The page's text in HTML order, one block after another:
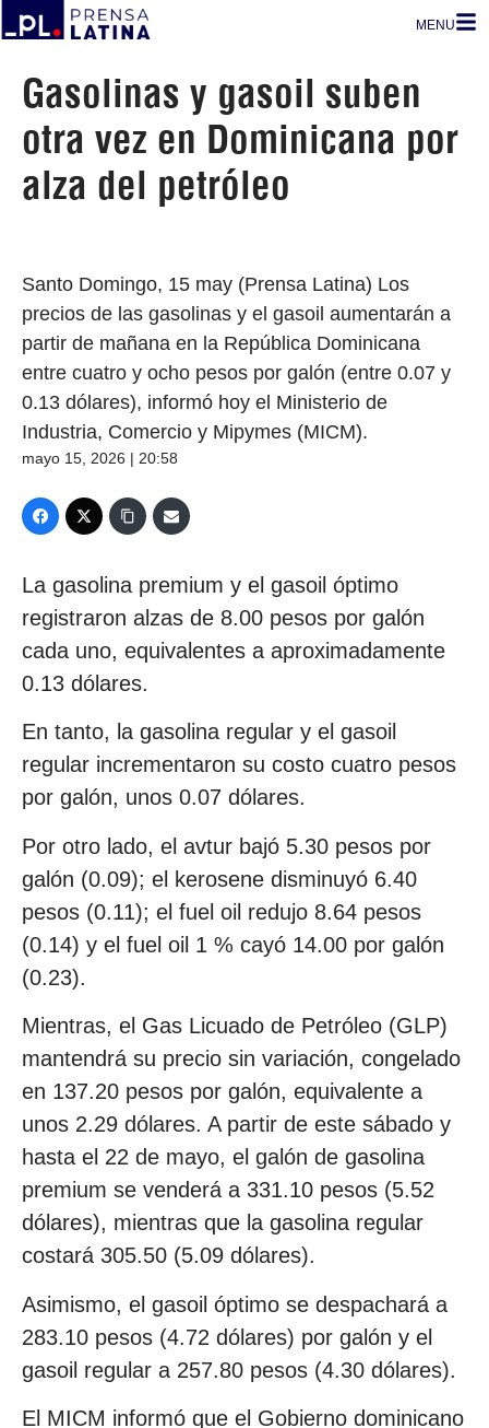
MENU
Gasolinas y gasoil suben
otra vez en Dominicana por
alza del petróleo
Santo Domingo, 15 may (Prensa Latina) Los
precios de las gasolinas y el gasoil aumentarán a
partir de mañana en la República Dominicana
entre cuatro y ocho pesos por galón (entre 0.07 y
0.13 dólares), informó hoy el Ministerio de
Industria, Comercio y Mipymes (MICM).
mayo 15, 2026 | 20:58
La gasolina premium y el gasoil óptimo
registraron alzas de 8.00 pesos por galón
cada uno, equivalentes a aproximadamente
0.13 dólares.
En tanto, la gasolina regular y el gasoil
regular incrementaron su costo cuatro pesos
por galón, unos 0.07 dólares.
Por otro lado, el avtur bajó 5.30 pesos por
galón (0.09); el kerosene disminuyó 6.40
pesos (0.11); el fuel oil redujo 8.64 pesos
(0.14) y el fuel oil 1 % cayó 14.00 por galón
(0.23).
Mientras, el Gas Licuado de Petróleo (GLP)
mantendrá su precio sin variación, congelado
en 137.20 pesos por galón, equivalente a
unos 2.29 dólares. A partir de este sábado y
hasta el 22 de mayo, el galón de gasolina
premium se venderá a 331.10 pesos (5.52
dólares), mientras que la gasolina regular
costará 305.50 (5.09 dólares).
Asimismo, el gasoil óptimo se despachará a
283.10 pesos (4.72 dólares) por galón y el
gasoil regular a 257.80 pesos (4.30 dólares).
El MICM informó que el Gobierno dominicano